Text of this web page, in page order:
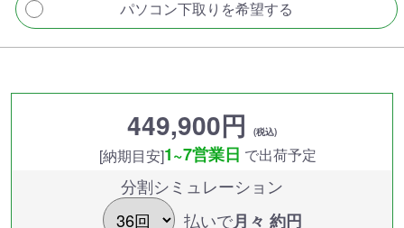
パソコン下取りを希望する
449,900円 (税込)
[納期目安]1~7営業日 で出荷予定
分割シミュレーション
払いで月々 約円